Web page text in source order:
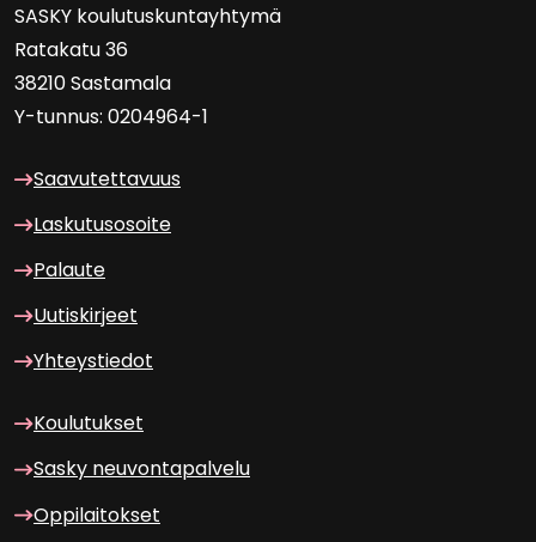
SASKY kou­lu­tus­kun­tayh­ty­mä
Ra­ta­ka­tu 36
38210 Sas­ta­ma­la
Y-​tunnus: 0204964-1
Saa­vu­tet­ta­vuus
Las­ku­tuso­soi­te
Pa­lau­te
Uu­tis­kir­jeet
Yh­teys­tie­dot
Kou­lu­tuk­set
Sasky neu­von­ta­pal­ve­lu
Op­pi­lai­tok­set